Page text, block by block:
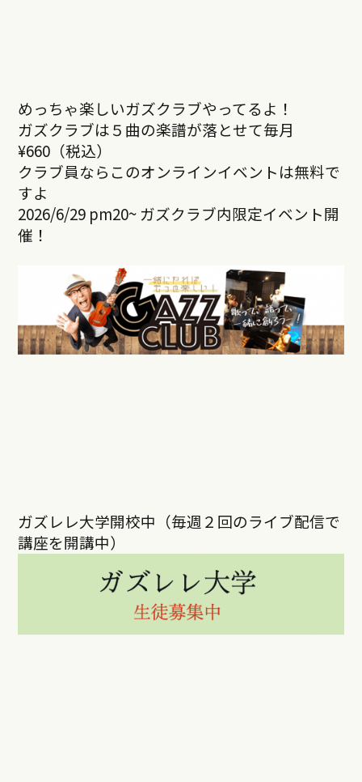
めっちゃ楽しいガズクラブやってるよ！
ガズクラブは５曲の楽譜が落とせて毎月
¥660（税込）
クラブ員ならこのオンラインイベントは無料で
すよ
2026/6/29 pm20~ ガズクラブ内限定イベント開
催！
ガズレレ大学開校中（毎週２回のライブ配信で
講座を開講中）